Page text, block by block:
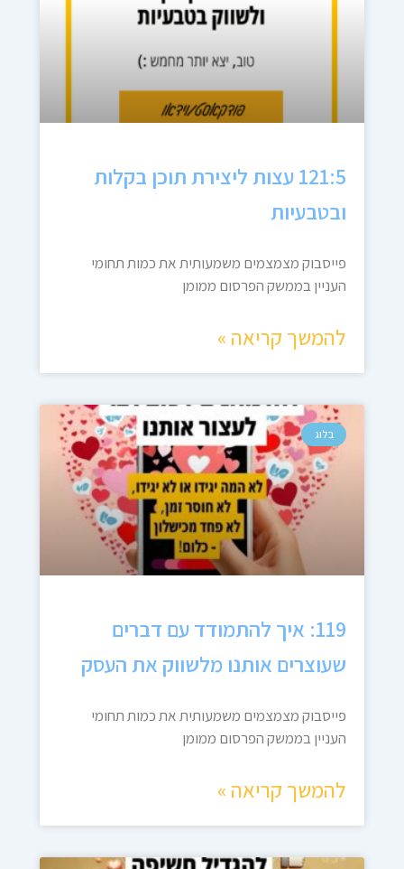
121:5 עצות ליצירת תוכן בקלות
ובטבעיות
פייסבוק מצמצמים משמעותית את כמות תחומי
העניין בממשק הפרסום ממומן
להמשך קריאה »
בלוג
119: איך להתמודד עם דברים
שעוצרים אותנו מלשווק את העסק
פייסבוק מצמצמים משמעותית את כמות תחומי
העניין בממשק הפרסום ממומן
להמשך קריאה »